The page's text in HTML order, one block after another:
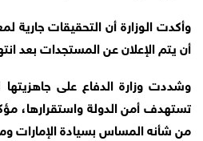
وأكدت الوزارة أن التحقيقات جارية
أن يتم الإعلان عن المستجدات بعد
وشددت وزارة الدفاع على
تستهدف أمن الدولة واستقرارها،
من شأنه المساس بسيادة الإمارات